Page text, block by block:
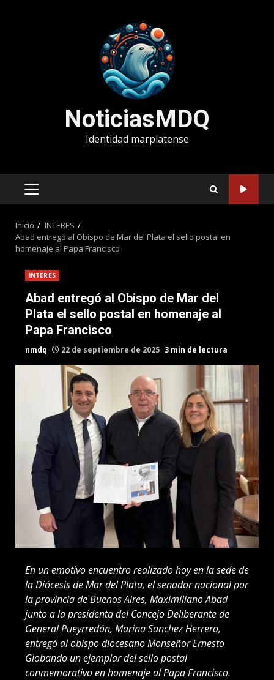
NoticiasMDQ
Identidad marplatense
MENÚ
Inicio
INTERES
Abad entregó al Obispo de Mar del Plata el sello postal en
homenaje al Papa Francisco
INTERES
Abad entregó al Obispo de Mar del
Plata el sello postal en homenaje al
Papa Francisco
nmdq 22 de septiembre de 2025 3 min de lectura
En un emotivo encuentro realizado hoy en la sede de
la Diócesis de Mar del Plata, el senador nacional por
la provincia de Buenos Aires, Maximiliano Abad
junto a la presidenta del Concejo Deliberante de
General Pueyrredón, Marina Sanchez Herrero,
entregó al obispo diocesano Monseñor Ernesto
Giobando un ejemplar del sello postal
conmemorativo en homenaje al Papa Francisco.